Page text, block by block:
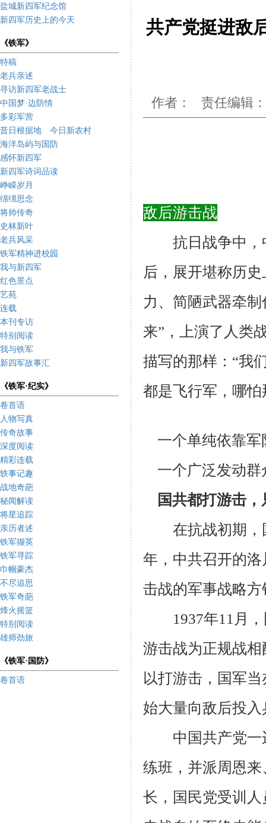
盐城新四军纪念馆
新四军历史上的今天
《铁军》
特稿
老兵亲述
寻访新四军老战士
中国梦·边防情
多彩军营
昔日根据地 今日新农村
海洋岛屿与国防
感怀新四军
新四军诗词品读
峥嵘岁月
绵绵思念
将帅传奇
史林新叶
老兵风采
铁军精神进校园
我与新四军
红色景点
艺苑
连载
本刊专访
特别阅读
我与铁军
新四军故事汇
《铁军·纪实》
卷首语
人物写真
传奇故事
深度阅读
精彩连载
轶事记趣
战地奇葩
秘闻解读
将星追踪
亲历者述
铁军撷英
铁军寻踪
巾帼豪杰
不尽追思
铁军奇葩
烽火摇篮
特别阅读
雄师劲旅
《铁军·国防》
卷首语
共产党挺进敌
作者： 责任编辑
敌后游击战
抗日战争中，
后，展开堪称历
力、简陋武器牵
来”，上演了人类
描写的那样：“我
都是飞行军，哪
一个单纯依靠军
一个广泛发动群
国共都打游击
在抗战初期，
年，中共召开的
击战的军事战略方
1937年11月，
游击战为正规战
以打游击，国军
始大量向敌后投
中国共产党一
练班，并派周恩
长，国民党受训